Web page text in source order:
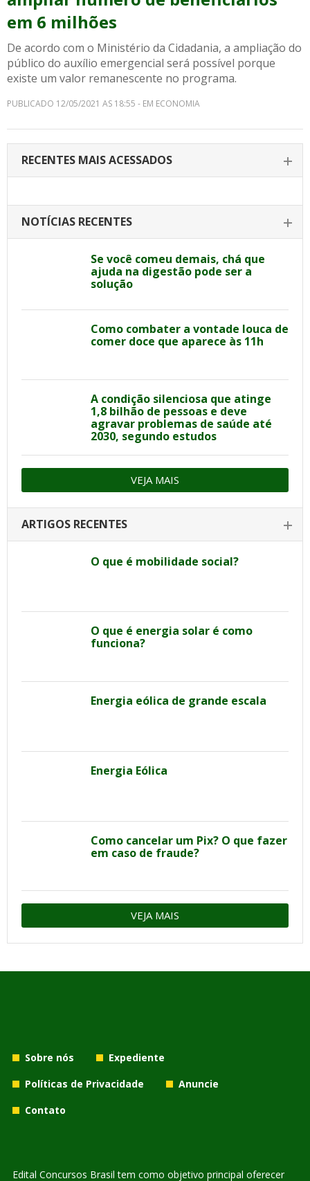
em 6 milhões
De acordo com o Ministério da Cidadania, a ampliação do
público do auxílio emergencial será possível porque
existe um valor remanescente no programa.
PUBLICADO 12/05/2021 AS 18:55 - EM ECONOMIA
RECENTES MAIS ACESSADOS
NOTÍCIAS RECENTES
Se você comeu demais, chá que
ajuda na digestão pode ser a
solução
Como combater a vontade louca de
comer doce que aparece às 11h
A condição silenciosa que atinge
1,8 bilhão de pessoas e deve
agravar problemas de saúde até
2030, segundo estudos
VEJA MAIS
ARTIGOS RECENTES
O que é mobilidade social?
O que é energia solar é como
funciona?
Energia eólica de grande escala
Energia Eólica
Como cancelar um Pix? O que fazer
em caso de fraude?
VEJA MAIS
Sobre nós
Expediente
Políticas de Privacidade
Anuncie
Contato
Edital Concursos Brasil tem como objetivo principal oferecer